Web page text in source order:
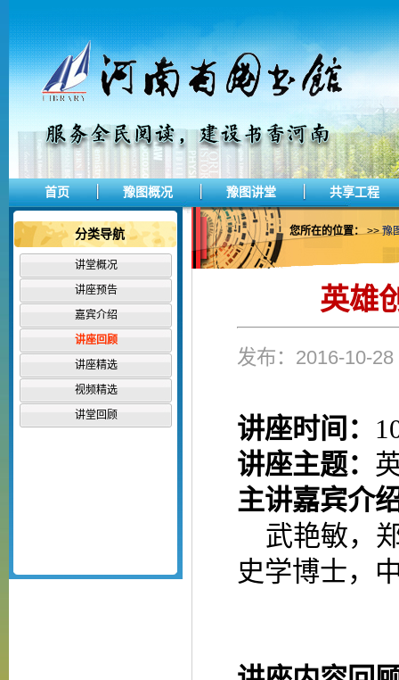
首页 豫图概况 豫图讲堂 共享工程
分类导航
讲堂概况
讲座预告
嘉宾介绍
讲座回顾
讲座精选
视频精选
讲堂回顾
您所在的位置：>>豫
英雄
发布：2016-10-
讲座时间：
讲座主题：
主讲嘉宾介
武艳敏，
史学博士，